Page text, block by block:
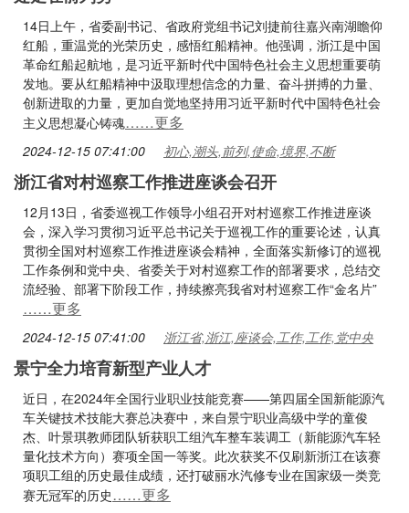
14日上午，省委副书记、省政府党组书记刘捷前往嘉兴南湖瞻仰
红船，重温党的光荣历史，感悟红船精神。他强调，浙江是中国
革命红船起航地，是习近平新时代中国特色社会主义思想重要萌
发地。要从红船精神中汲取理想信念的力量、奋斗拼搏的力量、
创新进取的力量，更加自觉地坚持用习近平新时代中国特色社会
主义思想凝心铸魂……更多
2024-12-15 07:41:00 初心,潮头,前列,使命,境界,不断
浙江省对村巡察工作推进座谈会召开
12月13日，省委巡视工作领导小组召开对村巡察工作推进座谈
会，深入学习贯彻习近平总书记关于巡视工作的重要论述，认真
贯彻全国对村巡察工作推进座谈会精神，全面落实新修订的巡视
工作条例和党中央、省委关于对村巡察工作的部署要求，总结交
流经验、部署下阶段工作，持续擦亮我省对村巡察工作“金名片”
……更多
2024-12-15 07:41:00 浙江省,浙江,座谈会,工作,工作,党中央
景宁全力培育新型产业人才
近日，在2024年全国行业职业技能竞赛——第四届全国新能源汽
车关键技术技能大赛总决赛中，来自景宁职业高级中学的童俊
杰、叶景琪教师团队斩获职工组汽车整车装调工（新能源汽车轻
量化技术方向）赛项全国一等奖。此次获奖不仅刷新浙江在该赛
项职工组的历史最佳成绩，还打破丽水汽修专业在国家级一类竞
赛无冠军的历史……更多